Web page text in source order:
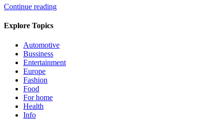
Continue reading
Explore Topics
Automotive
Bussiness
Entertainment
Europe
Fashion
Food
For home
Health
Info